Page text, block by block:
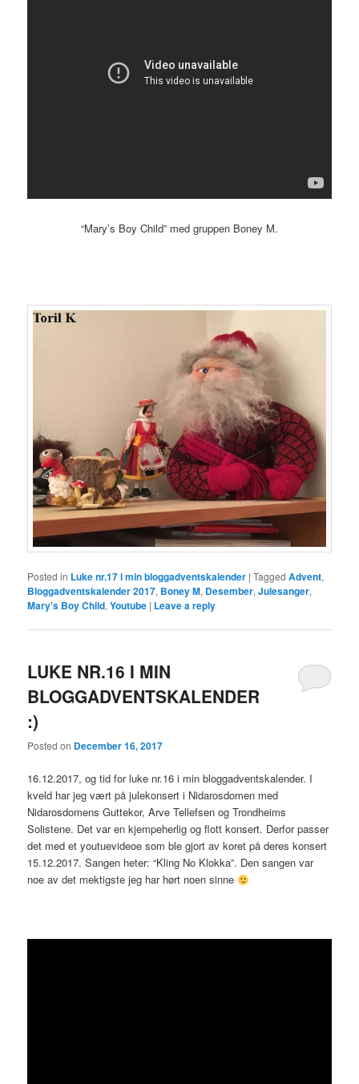
“Mary’s Boy Child” med gruppen Boney M.
Posted in Luke nr.17 i min bloggadventskalender |Tagged Advent,
Bloggadventskalender 2017, Boney M, Desember,Julesanger,
Mary's Boy Child,Youtube | Leave a reply
LUKE NR.16 I MIN
BLOGGADVENTSKALENDER
:)
Posted on December 16, 2017
16.12.2017, og tid for luke nr.16 i min bloggadventskalender. I
kveld har jeg vært på julekonsert i Nidarosdomen med
Nidarosdomens Guttekor, Arve Tellefsen og Trondheims
Solistene. Det var en kjempeherlig og flott konsert. Derfor passer
det med et youtuevideoe som ble gjort av koret på deres konsert
15.12.2017. Sangen heter: “Kling No Klokka”. Den sangen var
noe av det mektigste jeg har hørt noen sinne